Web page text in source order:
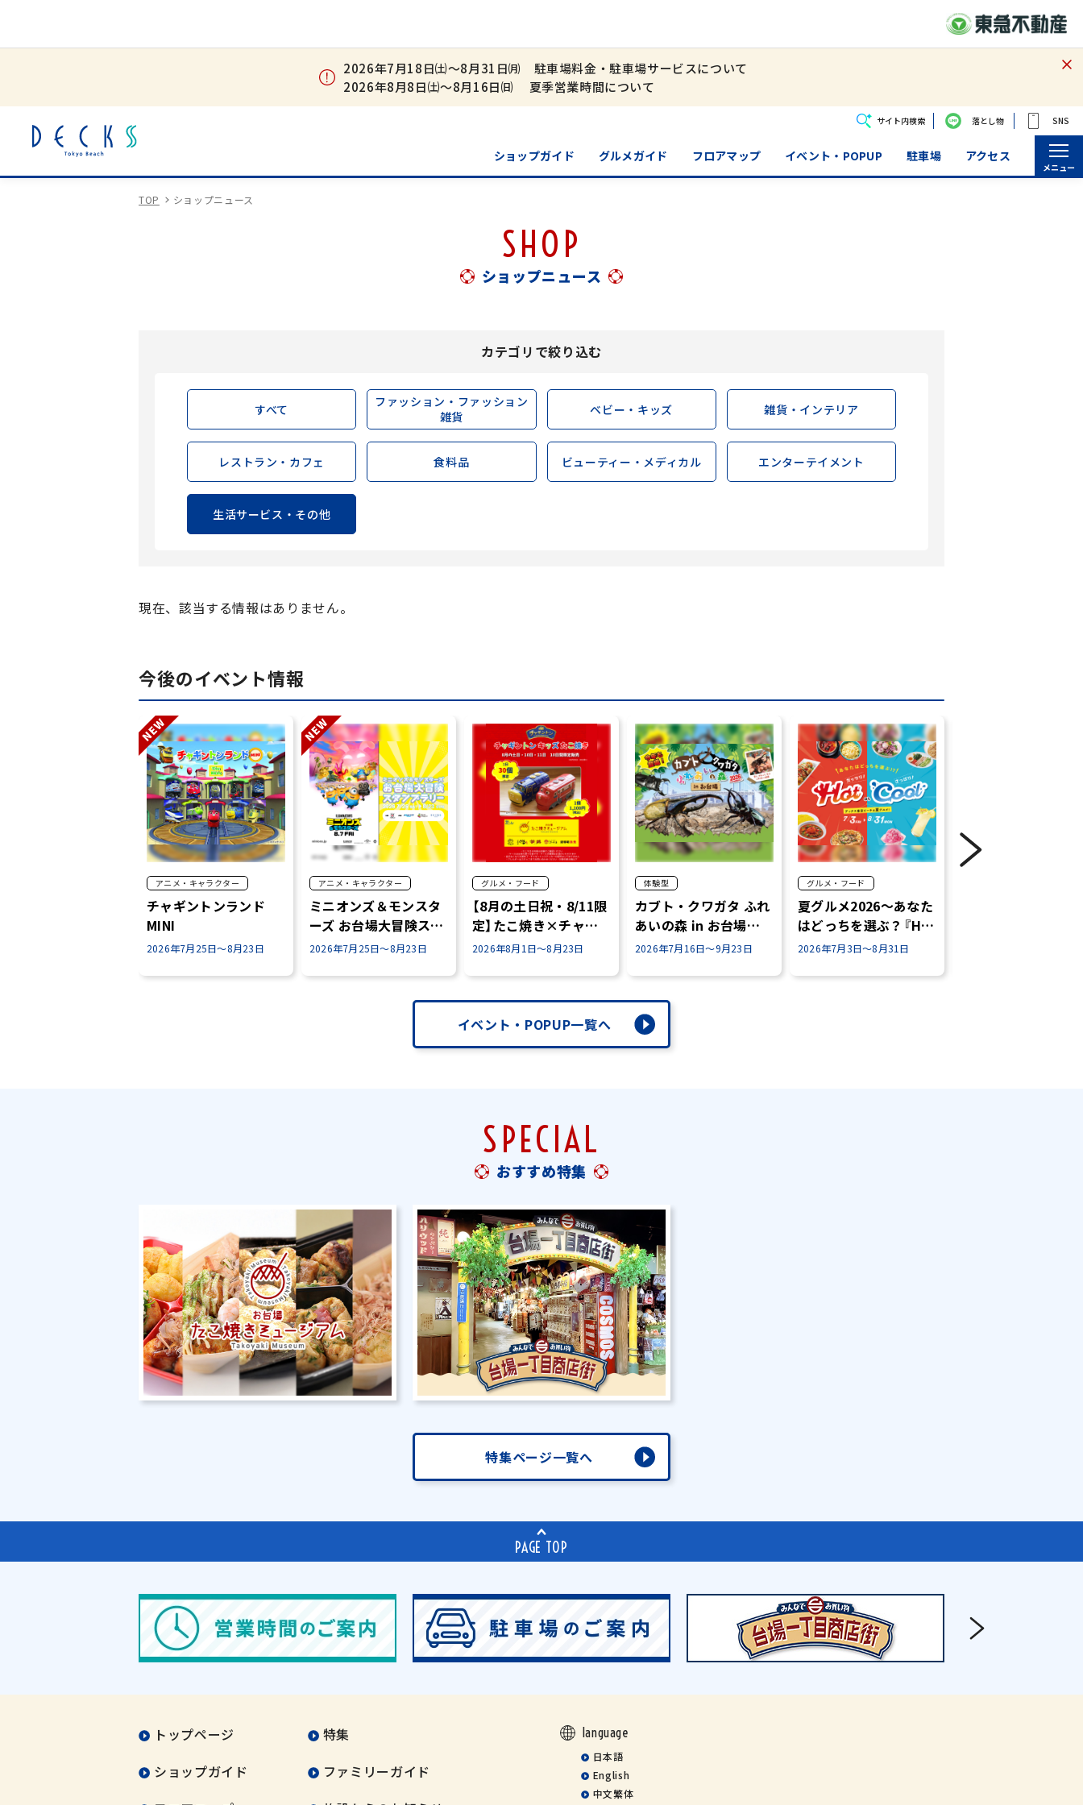
2026年7月18日㈯～8月31日㈪ 駐車場料金・駐車場サービスについて
2026年8月8日㈯～8月16日㈰ 夏季営業時間について
サイト内検索
ショップガイド グルメガイド フロアマップ イベント・POPUP 駐車場 アクセス
落とし物 SNS
メニュー
TOP ショップニュース
SHOP
ショップニュース
カテゴリで絞り込む
すべて
ファッション・ファッション
雑貨
ベビー・キッズ 雑貨・インテリア
レストラン・カフェ 食料品 ビューティー・メディカル エンターテイメント
生活サービス・その他
現在、該当する情報はありません。
今後のイベント情報
アニメ・キャラクター
チャギントンランド
MINI
2026年7月25日～8月23日
アニメ・キャラクター
ミニオンズ＆モンスタ
ーズ お台場大冒険スタ
ンプラリー開催！
2026年7月25日～8月23日
グルメ・フード
【8月の土日祝・8/11限
定】たこ焼き×チャギ
ントン✨
2026年8月1日～8月23日
体験型
カブト・クワガタ ふれ
あいの森 in お台場
2026
2026年7月16日～9月23日
グルメ・フード
夏グルメ2026～あなた
はどっちを選ぶ？『Hot
or Cool』～
2026年7月3日～8月31日
イベント・POPUP一覧へ
SPECIAL
おすすめ特集
特集ページ一覧へ
PAGE TOP
トップページ
ショップガイド
特集
ファミリーガイド
language
日本語
English
中文繁体